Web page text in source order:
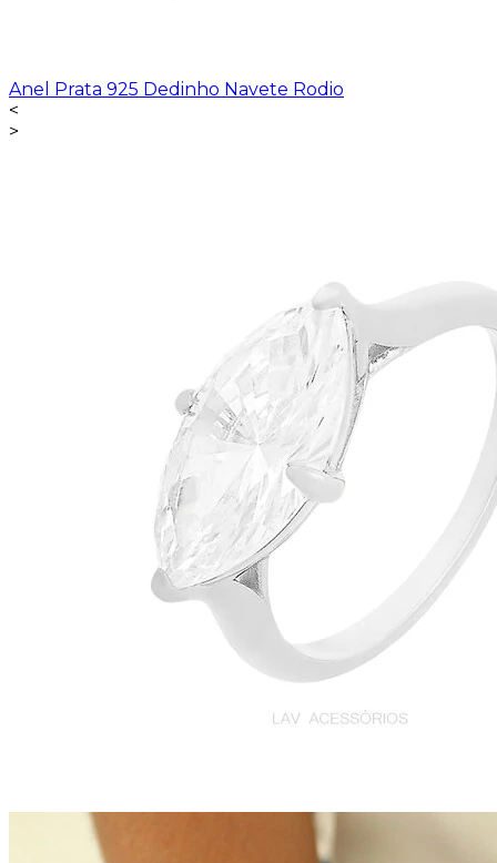
Anel Prata 925 Dedinho Navete Rodio
<
>